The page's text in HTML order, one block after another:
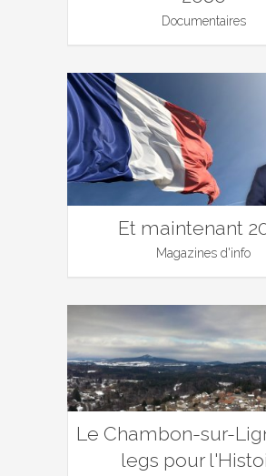
Documentaires
Et maintenant
Magazines d'info
Le Chambon-sur-
legs pour